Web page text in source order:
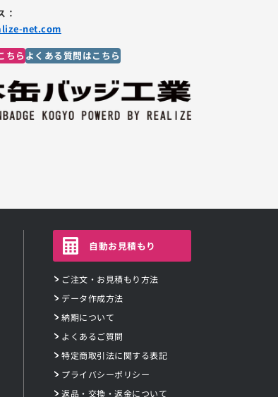
：
net.com
ちらよくある質問はこちら
自動お見積もり
ご注文・お見積もり方法
データ作成方法
納期について
よくあるご質問
特定商取引法に関する表記
プライバシーポリシー
返品・交換・返金について